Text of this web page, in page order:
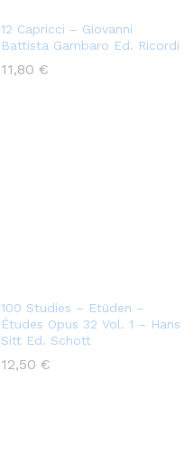
12 Capricci – Giovanni
Battista Gambaro Ed. Ricordi
11,80 €
100 Studies – Etüden –
Études Opus 32 Vol. 1 – Hans
Sitt Ed. Schott
12,50 €